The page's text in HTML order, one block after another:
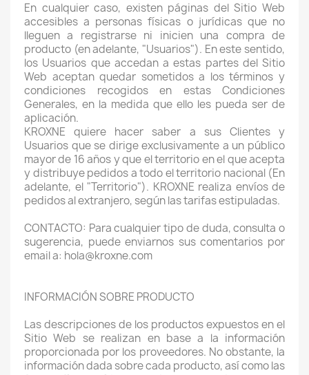
En cualquier caso, existen páginas del Sitio Web
accesibles a personas físicas o jurídicas que no
lleguen a registrarse ni inicien una compra de
producto (en adelante, "Usuarios"). En este sentido,
los Usuarios que accedan a estas partes del Sitio
Web aceptan quedar sometidos a los términos y
condiciones recogidos en estas Condiciones
Generales, en la medida que ello les pueda ser de
aplicación.
KROXNE quiere hacer saber a sus Clientes y
Usuarios que se dirige exclusivamente a un público
mayor de 16 años y que el territorio en el que acepta
y distribuye pedidos a todo el territorio nacional (En
adelante, el "Territorio"). KROXNE realiza envíos de
pedidos al extranjero, según las tarifas estipuladas.
CONTACTO: Para cualquier tipo de duda, consulta o
sugerencia, puede enviarnos sus comentarios por
email a: hola@kroxne.com
INFORMACIÓN SOBRE PRODUCTO
Las descripciones de los productos expuestos en el
Sitio Web se realizan en base a la información
proporcionada por los proveedores. No obstante, la
información dada sobre cada producto, así como las